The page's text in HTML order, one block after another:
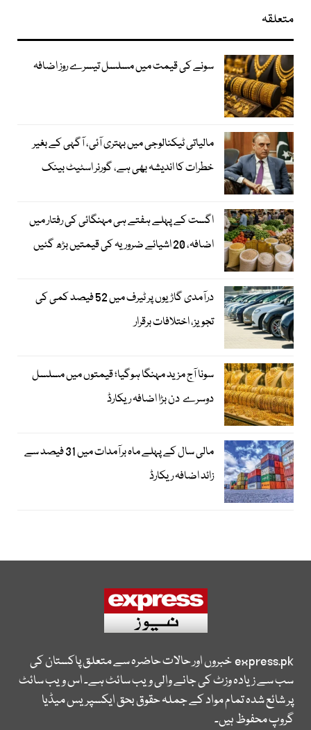
متعلقہ
سونے کی قیمت میں مسلسل تیسرے روز اضافہ
مالیاتی ٹیکنالوجی میں بہتری آئی، آگہی کے بغیر
خطرات کا اندیشہ بھی ہے، گورنر اسٹیٹ بینک
اگست کے پہلے ہفتے ہی مہنگائی کی رفتار میں
اضافہ، 20 اشیائے ضروریہ کی قیمتیں بڑھ گئیں
درآمدی گاڑیوں پر ٹیرف میں 52 فیصد کمی کی
تجویز، اختلافات برقرار
سونا آج مزید مہنگا ہوگیا؛ قیمتوں میں مسلسل
دوسرے دن بڑا اضافہ ریکارڈ
مالی سال کے پہلے ماہ برآمدات میں 31 فیصد سے
زائد اضافہ ریکارڈ
express.pkخبروں اور حالات حاضرہ سے متعلق پاکستان کی
سب سے زیادہ وزٹ کی جانے والی ویب سائٹ ہے۔ اس ویب سائٹ
پر شائع شدہ تمام مواد کے جملہ حقوق بحق ایکسپریس میڈیا
گروپ محفوظ ہیں۔